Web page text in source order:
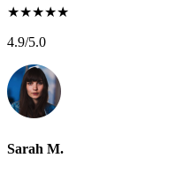
★★★★★
4.9/5.0
Sarah M.